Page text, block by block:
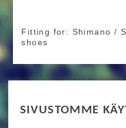
SIVUSTOMME
Fitting for: Shimano /
shoes